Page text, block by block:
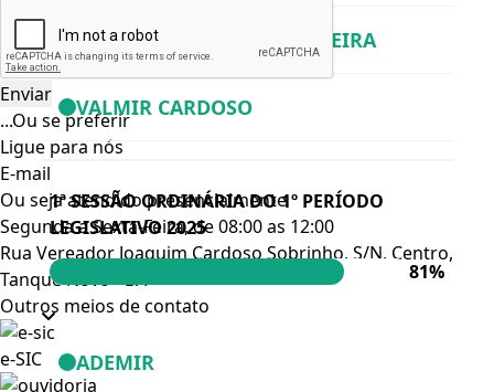
...Ou se preferir
Ligue para nós
E-mail
Ou seja atendido presencialmente
Segunda a Sexta-Feira, de 08:00 as 12:00
Rua Vereador Joaquim Cardoso Sobrinho, S/N, Centro,
Tanque Novo - BA
Outros meios de contato
e-SIC
RÓ DE MARILUCE ENFERMEIRA
VALMIR CARDOSO
1ª SESSÃO ORDINÁRIA DO 1º PERÍODO
LEGISLATIVO 2025
81%
ADEMIR